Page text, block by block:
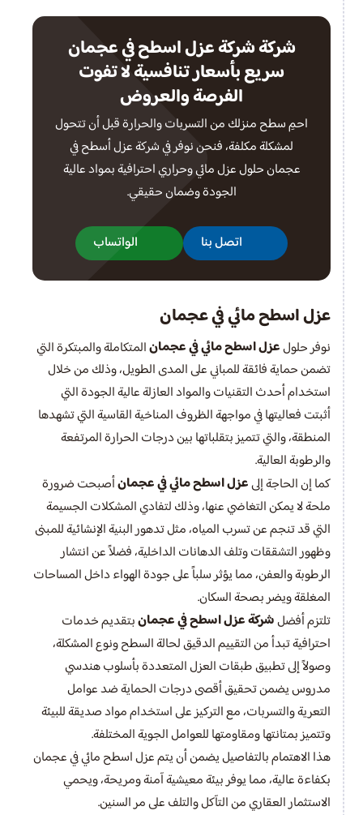
شركة شركة عزل اسطح في عجمان
سريع بأسعار تنافسية لا تفوت
الفرصة والعروض
احمِ سطح منزلك من التسربات والحرارة قبل أن تتحول
لمشكلة مكلفة، فنحن نوفر في شركة عزل أسطح في
عجمان حلول عزل مائي وحراري احترافية بمواد عالية
الجودة وضمان حقيقي.
اتصل بنا الواتساب
عزل اسطح مائي في عجمان
نوفر حلولعزل اسطح مائي في عجمانالمتكاملة والمبتكرة التي
تضمن حماية فائقة للمباني على المدى الطويل، وذلك من خلال
استخدام أحدث التقنيات والمواد العازلة عالية الجودة التي
أثبتت فعاليتها في مواجهة الظروف المناخية القاسية التي تشهدها
المنطقة، والتي تتميز بتقلباتها بين درجات الحرارة المرتفعة
والرطوبة العالية.
كما إن الحاجة إلىعزل اسطح مائي في عجمانأصبحت ضرورة
ملحة لا يمكن التغاضي عنها، وذلك لتفادي المشكلات الجسيمة
التي قد تنجم عن تسرب المياه، مثل تدهور البنية الإنشائية للمبنى
وظهور التشققات وتلف الدهانات الداخلية، فضلاً عن انتشار
الرطوبة والعفن، مما يؤثر سلباً على جودة الهواء داخل المساحات
المغلقة ويضر بصحة السكان.
تلتزم أفضلشركة عزل اسطح في عجمانبتقديم خدمات
احترافية تبدأ من التقييم الدقيق لحالة السطح ونوع المشكلة،
وصولاً إلى تطبيق طبقات العزل المتعددة بأسلوب هندسي
مدروس يضمن تحقيق أقصى درجات الحماية ضد عوامل
التعرية والتسربات، مع التركيز على استخدام مواد صديقة للبيئة
وتتميز بمتانتها ومقاومتها للعوامل الجوية المختلفة.
هذا الاهتمام بالتفاصيل يضمن أن يتم عزل اسطح مائي في عجمان
بكفاءة عالية، مما يوفر بيئة معيشية آمنة ومريحة، ويحمي
الاستثمار العقاري من التآكل والتلف على مر السنين.